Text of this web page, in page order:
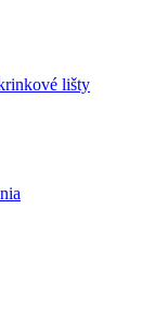
lišty